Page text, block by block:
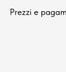
Prezzi e